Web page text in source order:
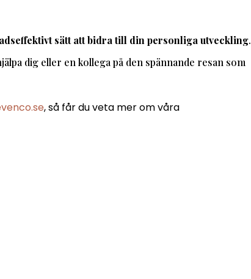
sätt att bidra till dinpersonliga utveckling.
dig eller en kollega på den spännande resan som
, så får du veta mer om våra